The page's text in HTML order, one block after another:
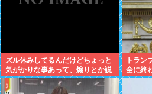
ズル休みしてるんだけどちょっと
気がかりな事あって、煽りとか説
教とか抜きに客観的意見くれる人
だけきてくれ
トラン
全に終